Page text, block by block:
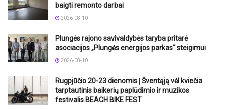
baigti remonto darbai
2026-08-10
Plungės rajono savivaldybės taryba pritarė
asociacijos „Plungės energijos parkas“ steigimui
2026-08-10
Rugpjūčio 20-23 dienomis į Šventąją vėl kviečia
tarptautinis baikerių paplūdimio ir muzikos
festivalis BEACH BIKE FEST